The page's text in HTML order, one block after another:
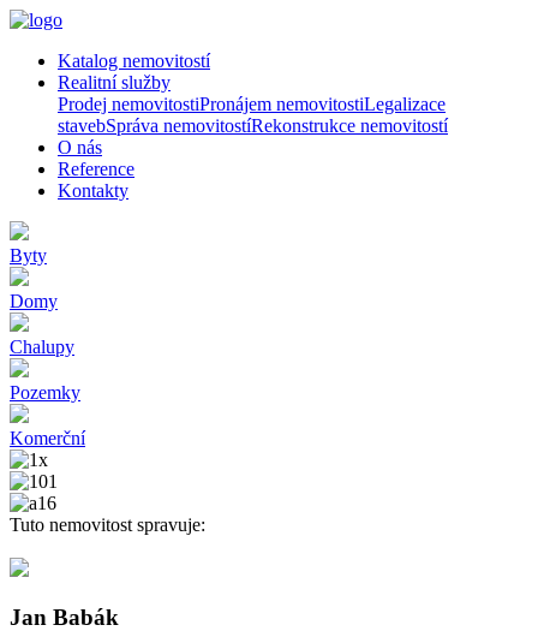
Katalog nemovitostí
Realitní služby
Prodej nemovitostiPronájem nemovitostiLegalizace
stavebSpráva nemovitostíRekonstrukce nemovitostí
O nás
Reference
Kontakty
Byty
Domy
Chalupy
Pozemky
Komerční
Tuto nemovitost spravuje:
Jan Babák